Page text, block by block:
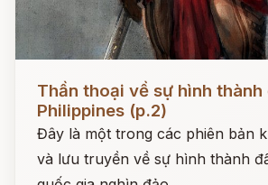
Đọc ngay
Thần thoại về sự hình
Philippines (p.2)
Đây là một trong các phiên bản
và lưu truyền về sự hình thành